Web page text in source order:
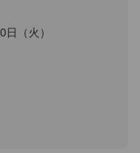
（火）